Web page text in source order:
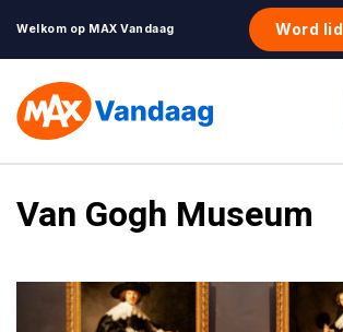
Welkom op MAX Vandaag Word lid
Van Gogh Museum